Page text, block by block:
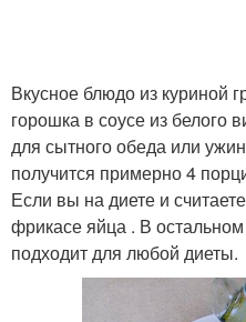
Вкусное блюдо из куриной
горошка в соусе из белого
для сытного обеда или
получится примерно 4
Если вы на диете и
фрикасе яйца . В
подходит для любой диеты.